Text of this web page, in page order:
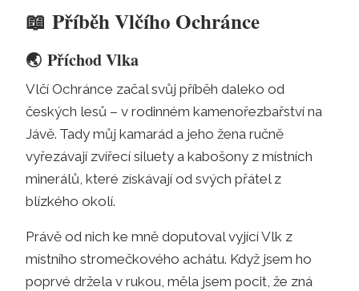
📖Příběh Vlčího Ochránce
🌏Příchod Vlka
Vlčí Ochránce začal svůj příběh daleko od
českých lesů – v rodinném kamenořezbařství na
Jávě. Tady můj kamarád a jeho žena ručně
vyřezávají zvířecí siluety a kabošony z místních
minerálů, které získávají od svých přátel z
blízkého okolí.
Právě od nich ke mně doputoval vyjící Vlk z
místního stromečkového achátu. Když jsem ho
poprvé držela v rukou, měla jsem pocit, že zná